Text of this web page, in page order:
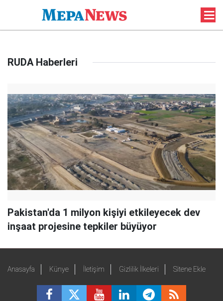
RUDA Haberleri
Pakistan'da 1 milyon kişiyi etkileyecek dev
inşaat projesine tepkiler büyüyor
Anasayfa Künye İletişim Gizlilik İlkeleri Sitene Ekle